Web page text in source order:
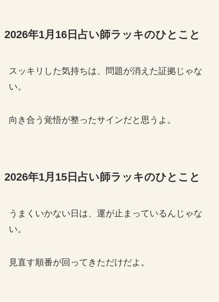
2026年1月16日占い師ラッキのひとこと
スッキリした気持ちは、問題が消えた証拠じゃな
い。
向き合う覚悟が整ったサインだと思うよ。
2026年1月15日占い師ラッキのひとこと
うまくいかない日は、運が止まっているんじゃな
い。
見直す順番が回ってきただけだよ。